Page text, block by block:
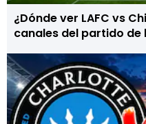
¿Dónde ver LAFC vs
canales del partido de